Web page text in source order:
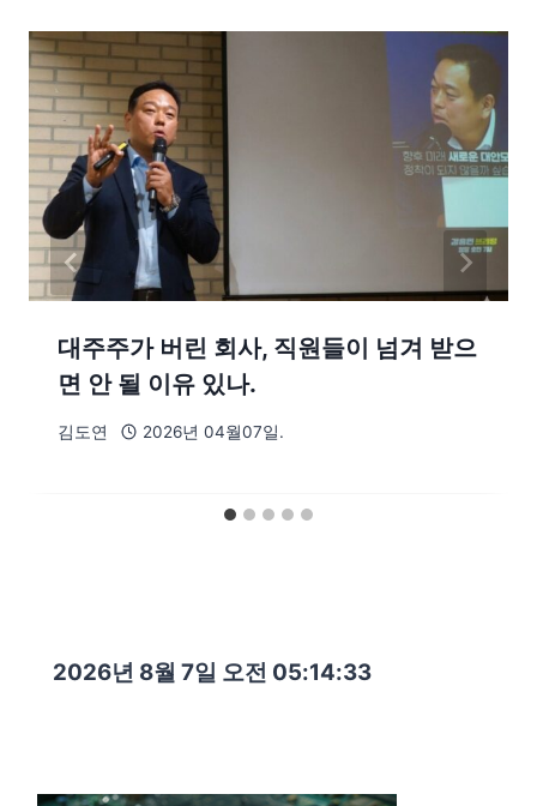
대주주가 버린 회사, 직원들이 넘겨 받으
면 안 될 이유 있나.
김도연 2026년 04월07일.
2026년 8월 7일 오전 05:14:34